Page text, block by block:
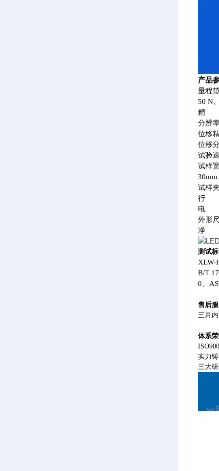
产品
量程
50 N
精
分辨
位移
位移
试验
试样
试样
行
电
外形
净
测试
XLW-
B/T
0、
售后
三月
体系
实力
三大